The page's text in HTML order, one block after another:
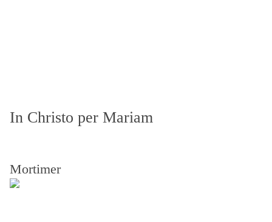
In Christo per Mariam
Mortimer